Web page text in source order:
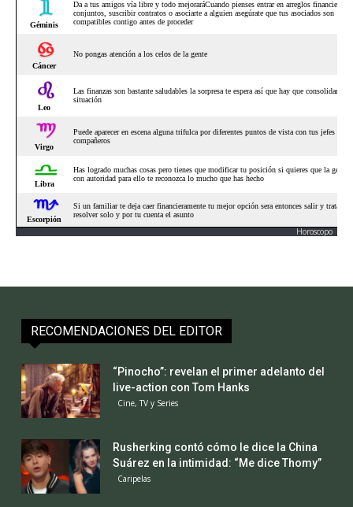
Horoscopo
RECOMENDACIONES DEL EDITOR
“Pinocho”: revelan el primer adelanto del
live-action con Tom Hanks
Cine, TV y Series
Rusherking contó cómo le dice la China
Suárez en la intimidad: “Me dice Thomy”
Caripelas